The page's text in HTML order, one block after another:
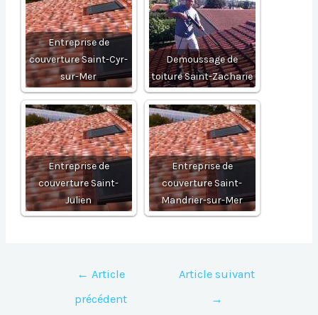
Entreprise de
couverture Saint-Cyr-
sur-Mer
Demoussage de
toiture Saint-Zacharie
Entreprise de
couverture Saint-
Julien
Entreprise de
couverture Saint-
Mandrier-sur-Mer
Navigation
l’article
← Article
précédent
Article suivant
→